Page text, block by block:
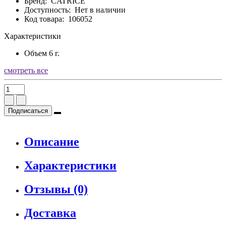
Доступность: Нет в наличии
Код товара: 106052
Характеристики
Объем 6 г.
смотреть все
Подписаться
Описание
Характеристики
Отзывы (0)
Доставка